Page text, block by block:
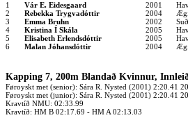
1 Vár E. Eidesgaard 2001
2
Rebekka Trygvadóttir 2004
3
Emma Bruhn 2002
4
Kristina Í Skála 2005
5
Elisabeth Erlendsdóttir 2005
6
Malan Jóhansdóttir 2004
Kapping 7, 200m Blandað Kvinnur,
Føroyskt met (senior): Sára R. Nysted (2001) 2:20.41
Føroyskt met (junior): Sára R. Nysted (2001) 2:20.41
Kravtíð NMU: 02:33.99
Kravtíð: HM B 02:17.69 - HM A 02:13.03